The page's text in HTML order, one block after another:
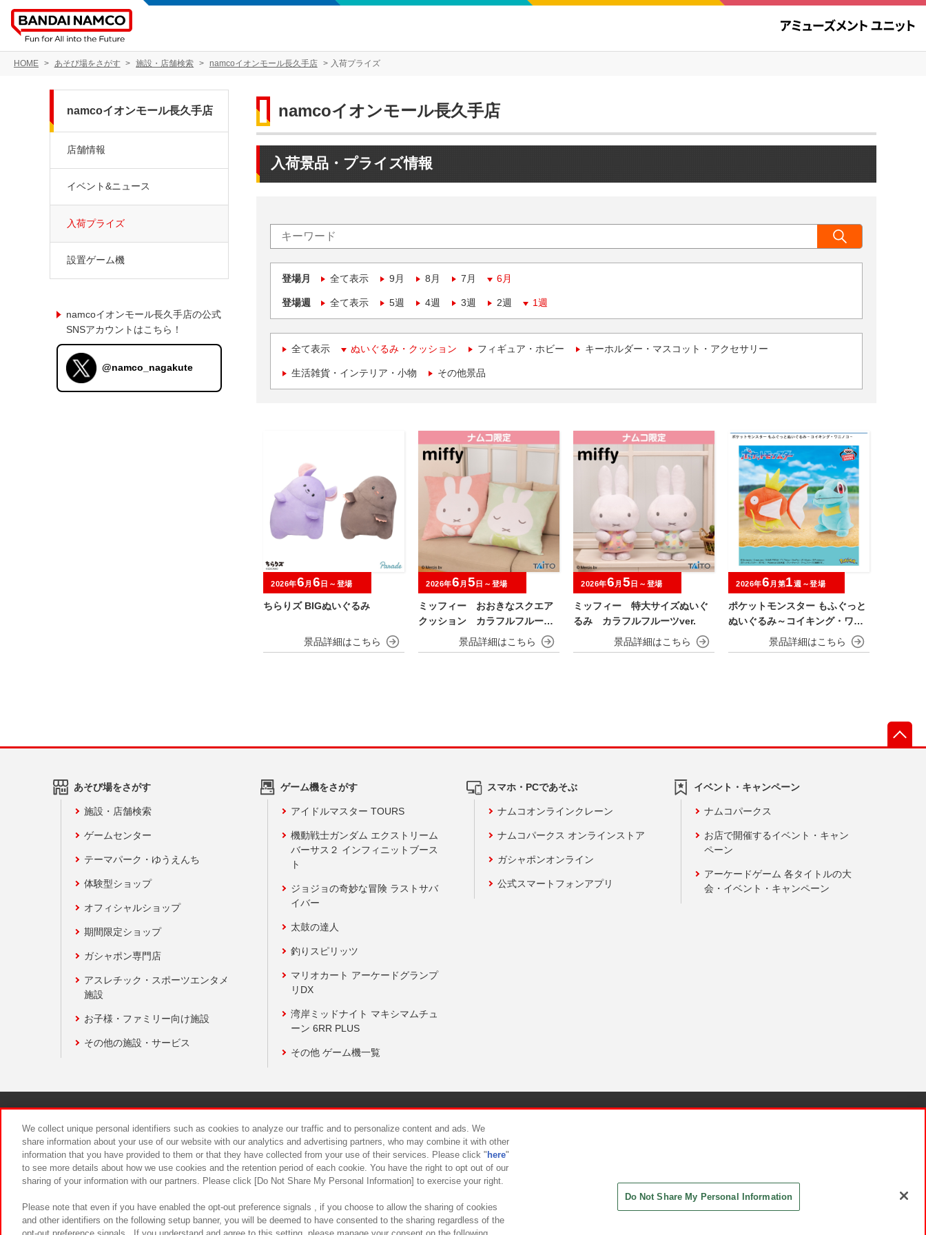
HOME あそび場をさがす 施設・店舗検索 namcoイオンモール長久手店 入荷プライズ
namcoイオンモール長久手店
入荷景品・プライズ情報
登場月 全て表示 9月 8月 7月 6月
登場週 全て表示 5週 4週 3週 2週 1週
全て表示 ぬいぐるみ・クッション フィギュア・ホビー キーホルダー・マスコット・アクセサリー
生活雑貨・インテリア・小物 その他景品
ちらりズ BIGぬいぐるみ
2026年6 月 6 日～登場
ミッフィー おおきなスクエア
クッション カラフルフルーツv
2026年6 月 5 日～登場
ミッフィー 特大サイズぬいぐ
るみ カラフルフルーツver.
2026年6 月 5 日～登場
ポケットモンスター もふぐっと
ぬいぐるみ～コイキング・ワニ
2026年6 月第1週～登場
namcoイオンモール長久手店
店舗情報
イベント&ニュース
入荷プライズ
設置ゲーム機
namcoイオンモール長久手店の公式
SNSアカウントはこちら！
@namco_nagakute
あそび場をさがす
施設・店舗検索
ゲームセンター
テーマパーク・ゆうえんち
体験型ショップ
オフィシャルショップ
期間限定ショップ
ガシャポン専門店
アスレチック・スポーツエンタメ
施設
お子様・ファミリー向け施設
その他の施設・サービス
ゲーム機をさがす
アイドルマスター TOURS
機動戦士ガンダム エクストリーム
バーサス２ インフィニットブース
ト
ジョジョの奇妙な冒険 ラストサバ
イバー
太鼓の達人
釣りスピリッツ
マリオカート アーケードグランプ
リDX
湾岸ミッドナイト マキシマムチュ
ーン 6RR PLUS
その他 ゲーム機一覧
スマホ・PCであそぶ
ナムコオンラインクレーン
ナムコパークス オンラインストア
ガシャポンオンライン
公式スマートフォンアプリ
イベント・キャンペーン
ナムコパークス
お店で開催するイベント・キャン
ペーン
アーケードゲーム 各タイトルの大
会・イベント・キャンペーン
食品のご提供について カスタマーハラスメント対応方針
We collect unique personal identifiers such as cookies to analyze our traffic and to personalize content and ads. We
share information about your use of our website with our analytics and advertising partners, who may combine it with other
information that you have provided to them or that they have collected from your use of their services. Please click " here"
to see more details about how we use cookies and the retention period of each cookie. You have the right to opt out of our
sharing of your information with our partners. Please click [Do Not Share My Personal Information] to exercise your right.
Please note that even if you have enabled the opt-out preference signals , if you choose to allow the sharing of cookies
and other identifiers on the following setup banner, you will be deemed to have consented to the sharing regardless of the
Do Not Share My Personal Information